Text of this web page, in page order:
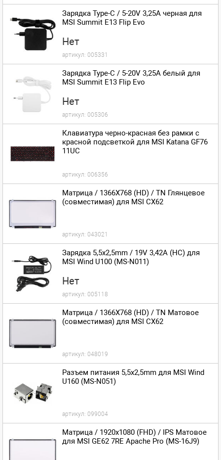
Зарядка Type-C / 5-20V 3,25A черная для
MSI Summit E13 Flip Evo
Нет
артикул: 005331
Зарядка Type-C / 5-20V 3,25A белый для
MSI Summit E13 Flip Evo
Нет
артикул: 005306
Клавиатура черно-красная без рамки c
красной подсветкой для MSI Katana GF76
11UC
артикул: 006356
Матрица / 1366X768 (HD) / TN Глянцевое
(совместимая) для MSI CX62
артикул: 043021
Зарядка 5,5x2,5mm / 19V 3,42A (HC) для
MSI Wind U100 (MS-N011)
Нет
артикул: 005118
Матрица / 1366X768 (HD) / TN Матовое
(совместимая) для MSI CX62
артикул: 048019
Разъем питания 5,5x2,5mm для MSI Wind
U160 (MS-N051)
артикул: 099004
Матрица / 1920x1080 (FHD) / IPS Матовое
для MSI GE62 7RE Apache Pro (MS-16J9)